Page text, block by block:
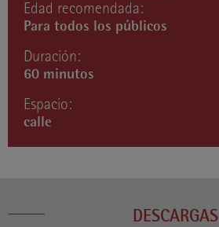
Edad recomendada:
Para todos los públicos
Duración:
60 minutos
Espacio:
calle
DESCARGAS